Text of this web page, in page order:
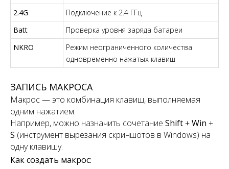
2.4G
Подключение к 2.4 ГГц
Batt
Проверка уровня заряда батареи
NKRO
Режим неограниченного количества
одновременно нажатых клавиш
ЗАПИСЬ МАКРОСА
Макрос — это комбинация клавиш, выполняемая
одним нажатием.
Например, можно назначить сочетание Shift+Win +
S (инструмент вырезания скриншотов в Windows) на
одну клавишу.
Как создать макрос: